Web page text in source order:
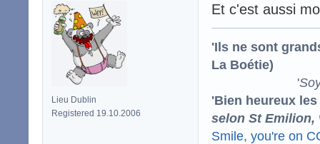
Lieu Dublin
Registered 19.10.2006
Et c'est aussi
'Ils ne sont
La Boétie)
'
'Bien heureux
selon St Emilion,
Smile, you're on